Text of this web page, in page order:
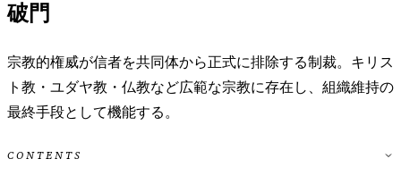
破門
宗教的権威が信者を共同体から正式に排除する制裁。キリス
ト教・ユダヤ教・仏教など広範な宗教に存在し、組織維持の
最終手段として機能する。
CONTENTS